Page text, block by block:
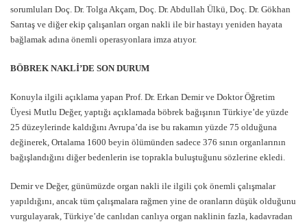
sorumluları Doç. Dr. Tolga Akçam, Doç. Dr. Abdullah Ülkü, Doç. Dr. Gökhan
Sarıtaş ve diğer ekip çalışanları organ nakli ile bir hastayı yeniden hayata
bağlamak adına önemli operasyonlara imza atıyor.
BÖBREK NAKLİ’DE SON DURUM
Konuyla ilgili açıklama yapan Prof. Dr. Erkan Demir ve Doktor Öğretim
Üyesi Mutlu Değer, yaptığı açıklamada böbrek bağışının Türkiye’de yüzde
25 düzeylerinde kaldığını Avrupa’da ise bu rakamın yüzde 75 olduğuna
değinerek, Ortalama 1600 beyin ölümünden sadece 376 sının organlarının
bağışlandığını diğer bedenlerin ise toprakla buluştuğunu sözlerine ekledi.
Demir ve Değer, günümüzde organ nakli ile ilgili çok önemli çalışmalar
yapıldığını, ancak tüm çalışmalara rağmen yine de oranların düşük olduğunu
vurgulayarak, Türkiye’de canlıdan canlıya organ naklinin fazla, kadavradan